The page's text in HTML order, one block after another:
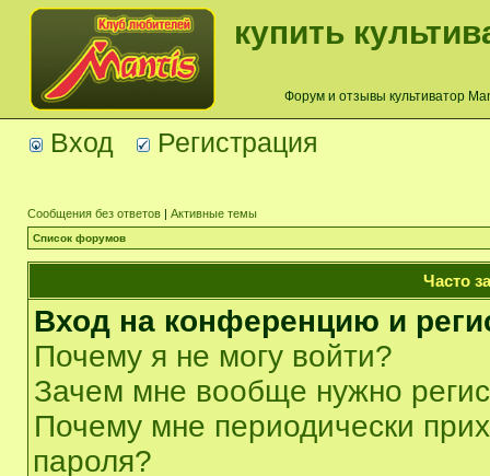
купить
Форум и отзывы культиватор
Вход Регистрация
Сообщения без ответов | Активные темы
Список форумов
Часто
Вход на конференцию и
Почему я не могу войти?
Зачем мне вообще нужно
Почему мне периодически
пароля?